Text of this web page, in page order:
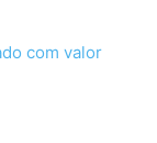
com valor